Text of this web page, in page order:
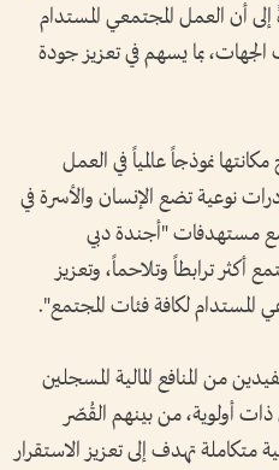
إلى أن العمل المجتمعي المستدام
بما يسهم في تعزيز جودة
نموذجاً عالمياً في العمل
نوعية تضع الإنسان والأسرة في
مع مستهدفات "أجندة دبي
مجتمع أكثر ترابطاً وتلاحماً، وتعزيز
المستدام لكافة فئات المجتمع".
من المنافع المالية المسجلين
أولوية، من بينهم القُصّر
تهدف إلى تعزيز الاستقرار